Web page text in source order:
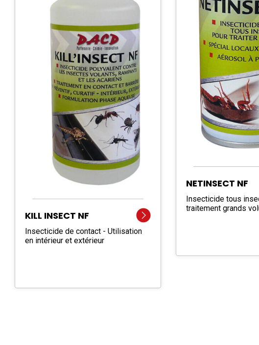
KILL INSECT NF
Insecticide de contact - Utilisation
en intérieur et extérieur
NETINSECT NF
Insecticide tous
traitement grands